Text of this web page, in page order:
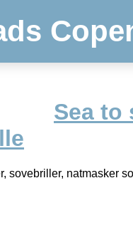
Sea to
sovebriller, natmasker